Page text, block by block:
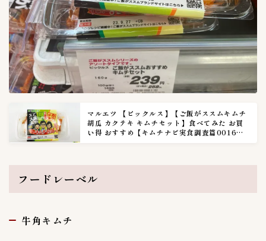
マルエツ 【ピックルス】【ご飯がススムキムチ
胡瓜 カクテキ キムチセット】食べてみた お買
い得 おすすめ【キムチナビ実食調査篇0016
フードレーベル
牛角キムチ